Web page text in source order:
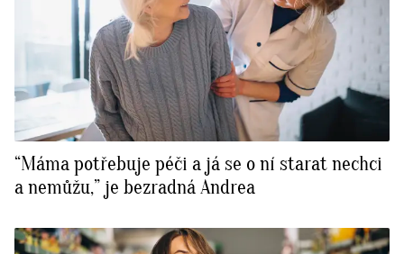
“Máma potřebuje péči a já se o ní starat nechci
a nemůžu,” je bezradná Andrea